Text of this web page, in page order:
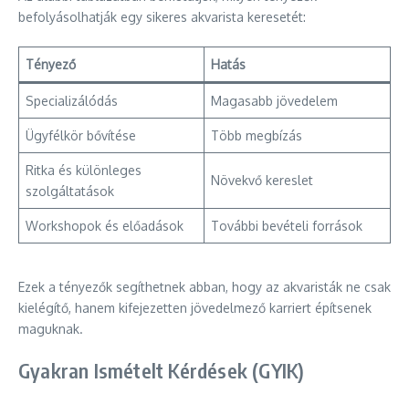
befolyásolhatják egy sikeres akvarista keresetét:
Tényező Hatás
Specializálódás Magasabb jövedelem
Ügyfélkör bővítése Több megbízás
Ritka és különleges
szolgáltatások
Növekvő kereslet
Workshopok és előadások További bevételi források
Ezek a tényezők segíthetnek abban, hogy az akvaristák ne csak
kielégítő, hanem kifejezetten jövedelmező karriert építsenek
maguknak.
Gyakran Ismételt Kérdések (GYIK)